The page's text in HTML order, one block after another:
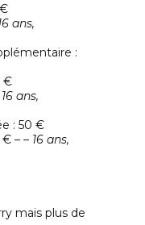
ans,
:
€
ans,
: 50 €
€ – – 16 ans,
mais plus de